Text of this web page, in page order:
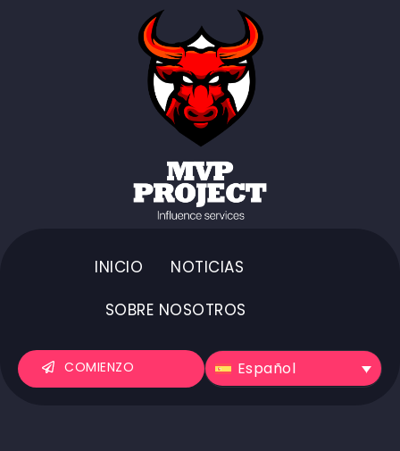
INICIO
NOTICIAS
SOBRE NOSOTROS
COMIENZO Español